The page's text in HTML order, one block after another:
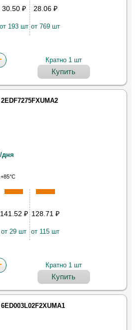
30.50 ₽
от 193 шт
28.06 ₽
от 769 шт
Кратно 1 шт
Купить
2EDF7275FXUMA2
дня
141.52 ₽
от 29 шт
128.71 ₽
от 115 шт
Кратно 1 шт
Купить
6ED003L02F2XUMA1